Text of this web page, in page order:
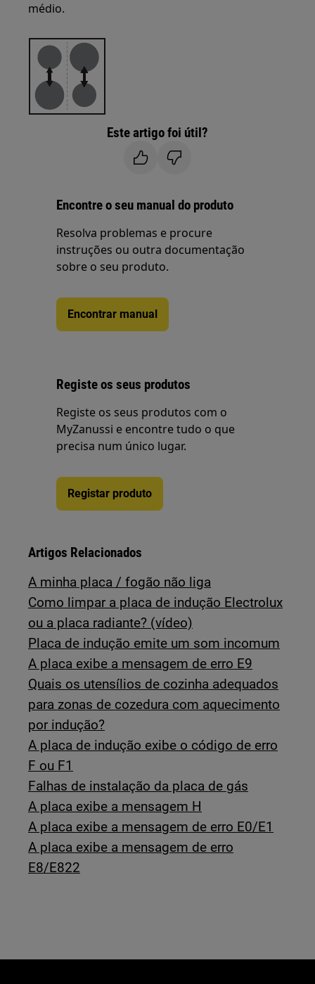
médio.
Este artigo foi útil?
Encontre o seu manual do produto
Resolva problemas e procure
instruções ou outra documentação
sobre o seu produto.
Encontrar manual
Registe os seus produtos
Registe os seus produtos com o
MyZanussi e encontre tudo o que
precisa num único lugar.
Registar produto
Artigos Relacionados
A minha placa / fogão não liga
Como limpar a placa de indução Electrolux
ou a placa radiante? (vídeo)
Placa de indução emite um som incomum
A placa exibe a mensagem de erro E9
Quais os utensílios de cozinha adequados
para zonas de cozedura com aquecimento
por indução?
A placa de indução exibe o código de erro
F ou F1
Falhas de instalação da placa de gás
A placa exibe a mensagem H
A placa exibe a mensagem de erro E0/E1
A placa exibe a mensagem de erro
E8/E822